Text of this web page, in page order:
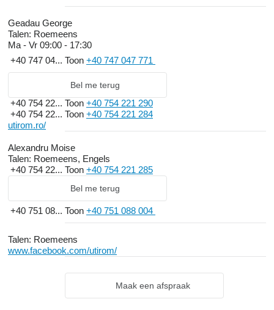
Geadau George
Talen: Roemeens
Ma - Vr 09:00 - 17:30
+40 747 04... Toon +40 747 047 771
Bel me terug
+40 754 22... Toon +40 754 221 290
+40 754 22... Toon +40 754 221 284
utirom.ro/
Alexandru Moise
Talen: Roemeens, Engels
+40 754 22... Toon +40 754 221 285
Bel me terug
+40 751 08... Toon +40 751 088 004
Talen: Roemeens
www.facebook.com/utirom/
Maak een afspraak